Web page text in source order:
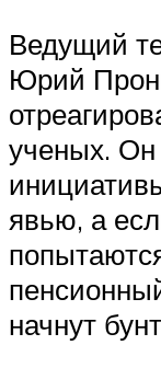
Ведущий
Юрий
ученых. Он
явью, а
начнут